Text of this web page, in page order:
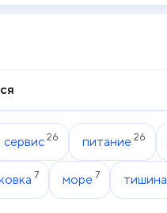
сервис 26 питание 26
7 море 7 тишина